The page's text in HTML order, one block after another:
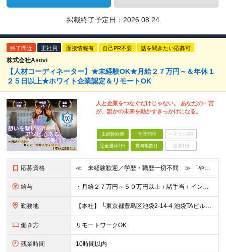
掲載終了予定日： 2026.08.24
終了間近 正社員 面接情報有 自己PR不要 話を聞きたい応募可
株式会社Asovi
【人材コーディネーター】★未経験OK★月給２７万円～＆年休１
２５日以上★ホワイト企業認定＆リモートOK
人と企業をつなぐだけじゃない。 あなたの一言
が、誰かの未来を動かすきっかけになる。
未経験歓迎 学歴不問 ベテランOK
完全週休2日 賞与複数月 面接1回
応募資格 ≪ 未経験歓迎／学歴・職歴一切不問 ≫ 「やりたいことはまだ決まっていないけど、何かを始めたい」 「人と関わる仕事に興味がある」——そんな方も大歓迎です！ Asoviでは、“今まで”よりも“これから
給与 ・月給２７万円～５０万円以上＋諸手当＋インセンティブ ※超過分は別途全額支給します。 【 入社時の想定年収 】 ・年収４５０万円 ＜インセンティブ制度について＞ 社員一人ひとりの頑張りを多角的に評
勤務地 【本社】 └東京都豊島区池袋2-14-4 池袋TAビル8F ★あなたの希望を最大限考慮！ ・都内（池袋・新宿・渋谷・目黒・青山）・埼玉・千葉・神奈川・茨城・栃木・群馬 ※勤務先は本社または支社とな
働き方 リモートワークOK
残業時間 10時間以内